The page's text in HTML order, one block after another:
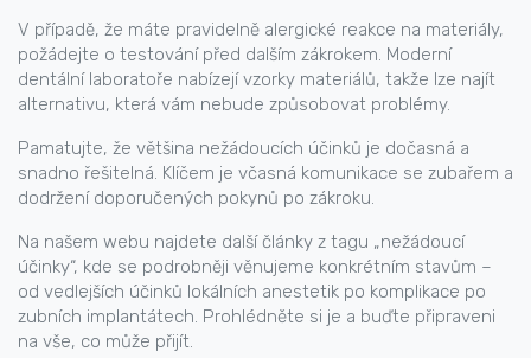
V případě, že máte pravidelně alergické reakce na materiály,
požádejte o testování před dalším zákrokem. Moderní
dentální laboratoře nabízejí vzorky materiálů, takže lze najít
alternativu, která vám nebude způsobovat problémy.
Pamatujte, že většina nežádoucích účinků je dočasná a
snadno řešitelná. Klíčem je včasná komunikace se zubařem a
dodržení doporučených pokynů po zákroku.
Na našem webu najdete další články z tagu „nežádoucí
účinky“, kde se podrobněji věnujeme konkrétním stavům –
od vedlejších účinků lokálních anestetik po komplikace po
zubních implantátech. Prohlédněte si je a buďte připraveni
na vše, co může přijít.